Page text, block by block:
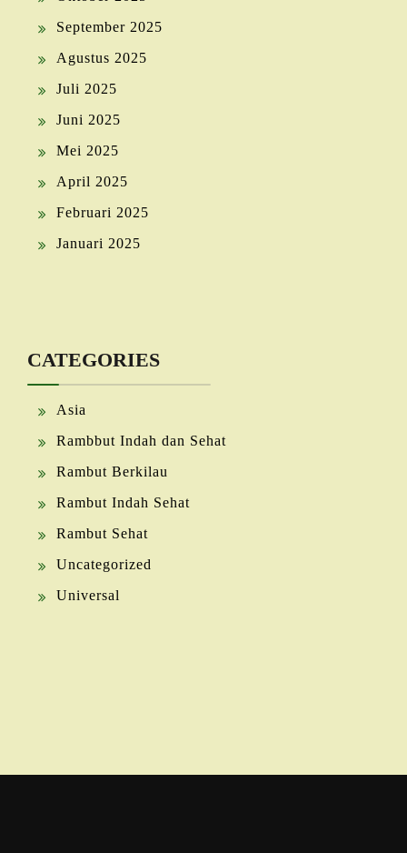
September 2025
Agustus 2025
Juli 2025
Juni 2025
Mei 2025
April 2025
Februari 2025
Januari 2025
CATEGORIES
Asia
Rambbut Indah dan Sehat
Rambut Berkilau
Rambut Indah Sehat
Rambut Sehat
Uncategorized
Universal